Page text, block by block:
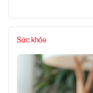
Sức khỏe